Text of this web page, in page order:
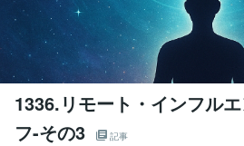
1336.リモート・インフル
フ-その3
記事